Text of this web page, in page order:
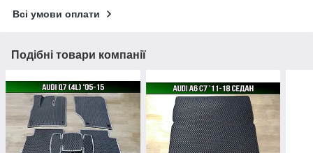
Всі умови оплати
Подібні товари компанії